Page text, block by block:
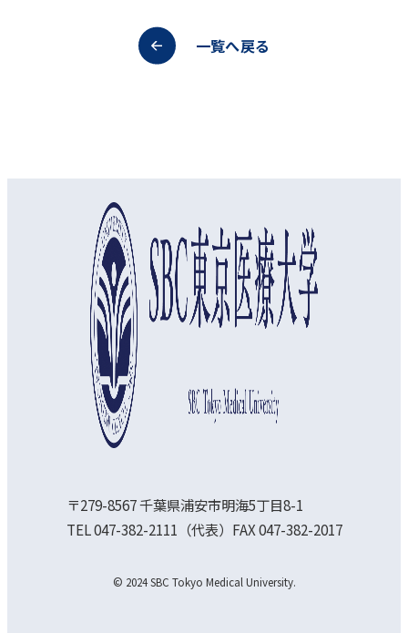
一覧へ戻る
〒279-8567 千葉県浦安市明海5丁目8-1
TEL 047-382-2111（代表）FAX 047-382-2017
© 2024 SBC Tokyo Medical University.